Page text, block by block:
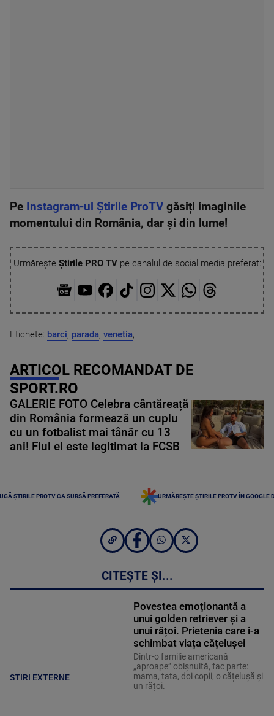
Pe Instagram-ul Știrile ProTV găsiți imaginile
momentului din România, dar și din lume!
Urmărește Știrile PRO TVpe canalul de social media preferat:
Etichete: barci, parada, venetia,
ARTICOL RECOMANDAT DE
SPORT.RO
GALERIE FOTO Celebra cântăreață
din România formează un cuplu
cu un fotbalist mai tânăr cu 13
ani! Fiul ei este legitimat la FCSB
ȘTIRILE PROTV CA SURSĂ PREFERATĂ URMĂREȘTE ȘTIRILE PROTV ÎN GOOGLE
CITEȘTE ȘI...
STIRI EXTERNE
Povestea emoționantă a
unui golden retriever și a
unui rățoi. Prietenia care i-a
schimbat viața cățelușei
Dintr-o familie americană
„aproape” obișnuită, fac parte:
mama, tata, doi copii, o cățelușă și
un rățoi.